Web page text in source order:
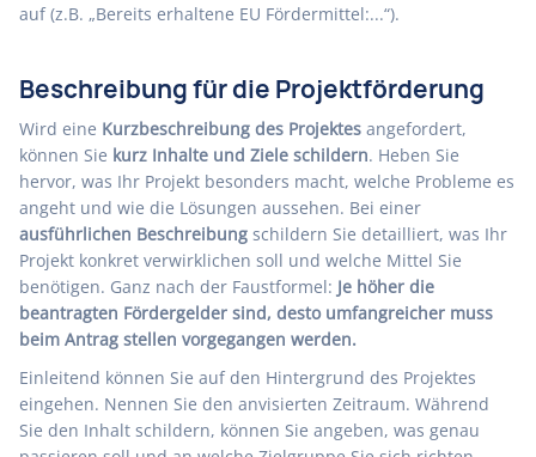
auf (z.B. „Bereits erhaltene EU Fördermittel:...“).
Beschreibung für die Projektförderung
Wird eine Kurzbeschreibung des Projektes angefordert,
können Sie kurz Inhalte und Ziele schildern. Heben Sie
hervor, was Ihr Projekt besonders macht, welche Probleme es
angeht und wie die Lösungen aussehen. Bei einer
ausführlichen Beschreibung schildern Sie detailliert, was Ihr
Projekt konkret verwirklichen soll und welche Mittel Sie
benötigen. Ganz nach der Faustformel: Je höher die
beantragten Fördergelder sind, desto umfangreicher muss
beim Antrag stellen vorgegangen werden.
Einleitend können Sie auf den Hintergrund des Projektes
eingehen. Nennen Sie den anvisierten Zeitraum. Während
Sie den Inhalt schildern, können Sie angeben, was genau